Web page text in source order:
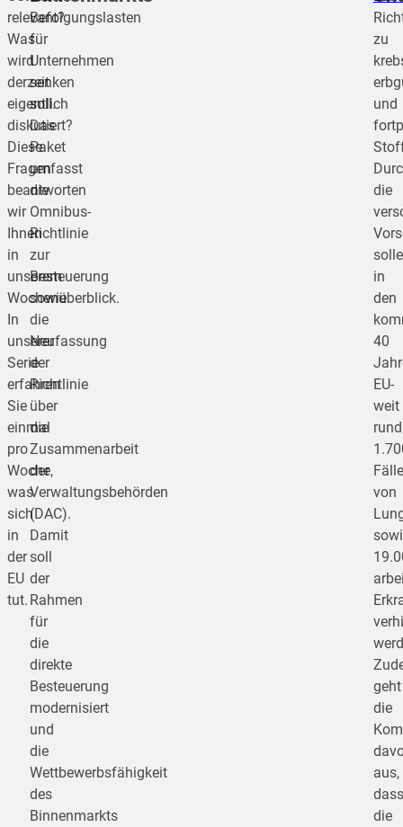
relevant?
Was
wird
derzeit
eigentlich
diskutiert?
Diese
Fragen
beantworten
wir
Ihnen
in
unserem
Wochenüberblick.
In
unserer
Serie
erfahren
Sie
einmal
pro
Woche,
was
sich
in
der
EU
tut.
Befolgungslasten
für
Unternehmen
senken
soll.
Das
Paket
umfasst
die
Omnibus-
Richtlinie
zur
Besteuerung
sowie
die
Neufassung
der
Richtlinie
über
die
Zusammenarbeit
der
Verwaltungsbehörden
(DAC).
Damit
soll
der
Rahmen
für
die
direkte
Besteuerung
modernisiert
und
die
Wettbewerbsfähigkeit
des
Binnenmarkts
zu
und
die
in
den
40
EU-
weit
rund
Fälle
von
geht
die
aus,
dass
die